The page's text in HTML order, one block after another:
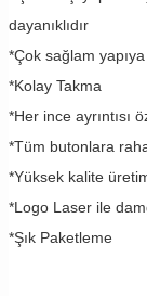
dayanıklıdır
*Çok sağlam
*Kolay Takma
*Her ince ayrıntısı
*Tüm butonlara
*Yüksek kalite
*Logo Laser ile
*Şık Paketleme